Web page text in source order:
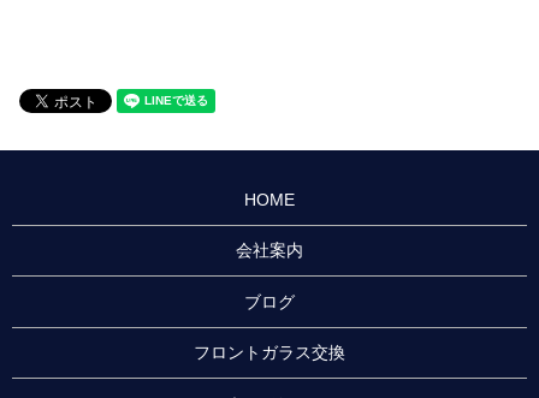
HOME
会社案内
ブログ
フロントガラス交換